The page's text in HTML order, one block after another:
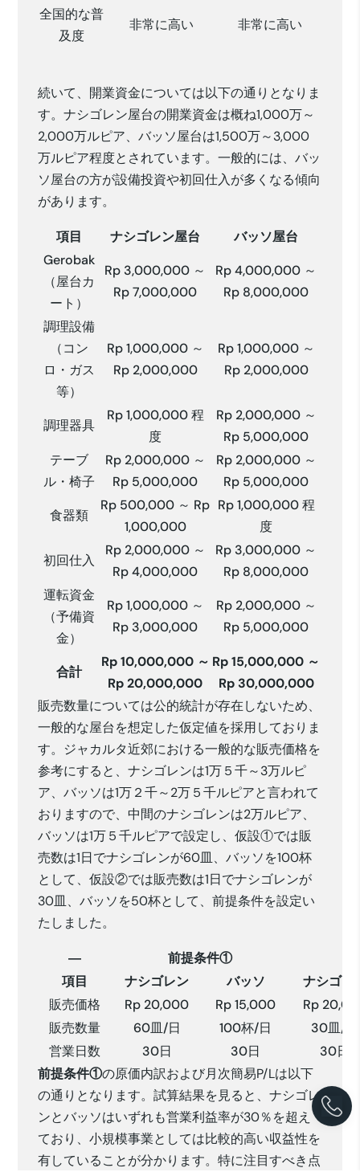
全国的な普
及度
非常に高い 非常に高い
続いて、開業資金については以下の通りとなりま
す。ナシゴレン屋台の開業資金は概ね1,000万～
2,000万ルピア、バッソ屋台は1,500万～3,000
万ルピア程度とされています。一般的には、バッ
ソ屋台の方が設備投資や初回仕入が多くなる傾向
があります。
項目 ナシゴレン屋台
バッソ屋台
Gerobak
（屋台カ
ート）
Rp 3,000,000 ～
Rp 7,000,000
Rp 4,000,000 ～
Rp 8,000,000
調理設備
（コン
ロ・ガス
等）
Rp 1,000,000 ～
Rp 2,000,000
Rp 1,000,000 ～
Rp 2,000,000
調理器具
Rp 1,000,000 程
度
Rp 2,000,000 ～
Rp 5,000,000
テーブ
ル・椅子
Rp 2,000,000 ～
Rp 5,000,000
Rp 2,000,000 ～
Rp 5,000,000
食器類
Rp 500,000 ～ Rp
1,000,000
Rp 1,000,000 程
度
初回仕入
Rp 2,000,000 ～
Rp 4,000,000
Rp 3,000,000 ～
Rp 8,000,000
運転資金
（予備資
金）
Rp 1,000,000 ～
Rp 3,000,000
Rp 2,000,000 ～
Rp 5,000,000
合計
Rp 10,000,000 ～
Rp 20,000,000
Rp 15,000,000 ～
Rp 30,000,000
販売数量については公的統計が存在しないため、
一般的な屋台を想定した仮定値を採用しておりま
す。ジャカルタ近郊における一般的な販売価格を
参考にすると、ナシゴレンは1万５千～3万ルピ
ア、バッソは1万２千～2万５千ルピアと言われて
おりますので、中間のナシゴレンは2万ルピア、
バッソは1万５千ルピアで設定し、仮設①では販
売数は1日でナシゴレンが60皿、バッソを100杯
として、仮設②では販売数は1日でナシゴレンが
30皿、バッソを50杯として、前提条件を設定い
たしました。
― 前提条件①
項目
ナシゴレン バッソ
ナシゴレ
販売価格
Rp 20,000 Rp 15,000
Rp
販売数量
60皿/日 100杯/日
30皿/日
営業日数
30日 30日
30日
前提条件①の原価内訳および月次簡易P/Lは以下
の通りとなります。試算結果を見ると、ナシゴレ
ンとバッソはいずれも営業利益率が30％を超え
ており、小規模事業としては比較的高い収益性を
有していることが分かります。特に注目すべき点